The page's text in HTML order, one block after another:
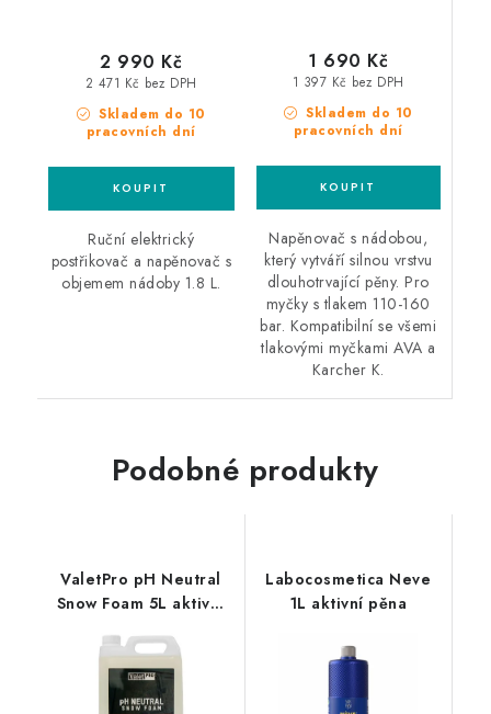
Skladem do 10
pracovních dní
2 471 Kč bez DPH
2 990 Kč
Ruční elektrický
postřikovač a napěnovač s
objemem nádoby 1.8 L.
Skladem do 10
pracovních dní
1 397 Kč bez DPH
1 690 Kč
Napěnovač s nádobou,
který vytváří silnou vrstvu
dlouhotrvající pěny. Pro
myčky s tlakem 110-160
bar. Kompatibilní se všemi
tlakovými myčkami AVA a
Karcher K.
Podobné produkty
ValetPro pH Neutral
Snow Foam 5L aktivní
Labocosmetica Neve
1L aktivní pěna